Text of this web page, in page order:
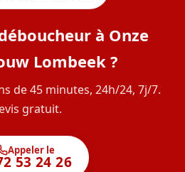
à Onze
Lombeek ?
de 45 minutes, 24h/24, 7j/7.
gratuit.
Appeler le
53 24 26